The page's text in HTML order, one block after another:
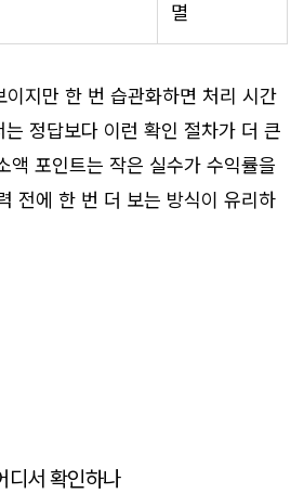
멸
이지만 한 번 습관화하면 처리 시간
정답보다 이런 확인 절차가 더 큰
액 포인트는 작은 실수가 수익률을
전에 한 번 더 보는 방식이 유리하
디서 확인하나